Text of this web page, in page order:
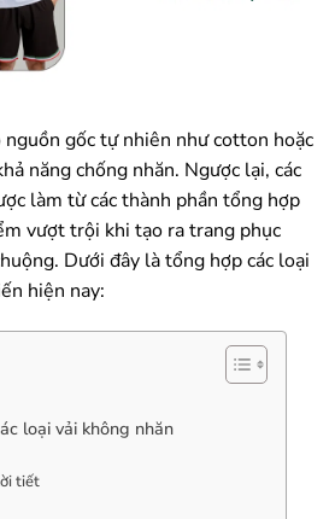
nguồn gốc tự nhiên như cotton hoặc
năng chống nhăn. Ngược lại, các
làm từ các thành phần tổng hợp
vượt trội khi tạo ra trang phục
Dưới đây là tổng hợp các loại
hiện nay:
loại vải không nhăn
tiết